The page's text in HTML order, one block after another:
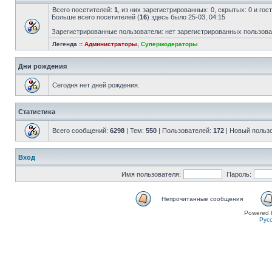
Всего посетителей: 1 , из них зарегистрированных: 0, скрытых: 0 и
Больше всего посетителей (16) здесь было 25-03, 04:15
Зарегистрированные пользователи: нет зарегистрированных
Легенда :: Администраторы Супермодераторы
Дни рождения
Сегодня нет дней рождения.
Статистика
Всего сообщений: 6298 | Тем: 550 | Пользователей: 172 | Новый
Вход
Имя пользователя: Пароль:
Непрочитанные сообщения
Powered